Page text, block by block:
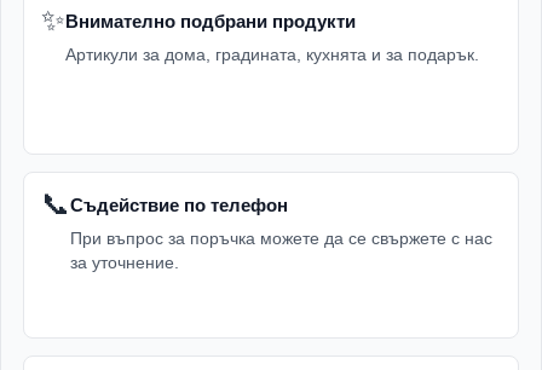
✨Внимателно подбрани продукти
Артикули за дома, градината, кухнята и за подарък.
📞Съдействие по телефон
При въпрос за поръчка можете да се свържете с нас
за уточнение.